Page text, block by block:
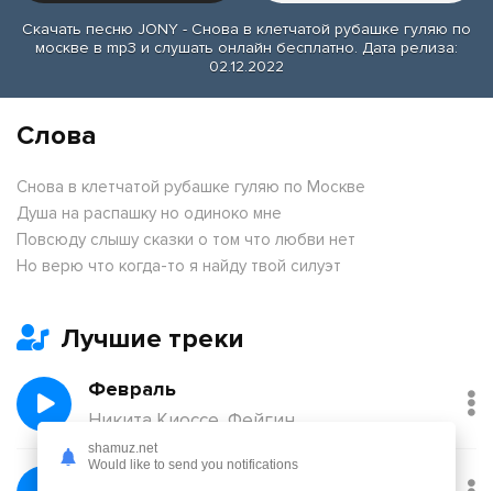
Скачать песню JONY - Снова в клетчатой рубашке гуляю по
москве в mp3 и слушать онлайн бесплатно. Дата релиза:
02.12.2022
Слова
Снова в клетчатой рубашке гуляю по Москве
Душа на распашку но одиноко мне
Повсюду слышу сказки о том что любви нет
Но верю что когда-то я найду твой силуэт
Лучшие треки
Февраль
Никита Киоссе, Фейгин
shamuz.net
Would like to send you notifications